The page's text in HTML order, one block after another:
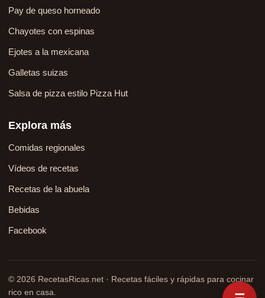
Pay de queso horneado
Chayotes con espinas
Ejotes a la mexicana
Galletas suizas
Salsa de pizza estilo Pizza Hut
Explora más
Comidas regionales
Vídeos de recetas
Recetas de la abuela
Bebidas
Facebook
© 2026 RecetasRicas.net · Recetas fáciles y rápidas para cocinar
rico en casa.